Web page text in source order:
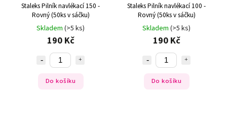
Staleks Pilník navlékací 150 -
Rovný (50ks v sáčku)
Skladem (>5 ks)
190 Kč
Do košíku
Staleks Pilník navlékací 100 -
Rovný (50ks v sáčku)
Skladem (>5 ks)
190 Kč
Do košíku